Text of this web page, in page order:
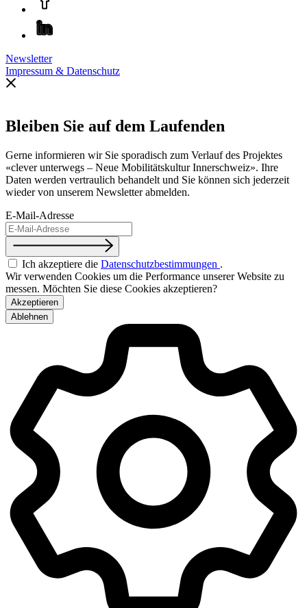
Newsletter
Impressum & Datenschutz
Bleiben Sie auf dem Laufenden
Gerne informieren wir Sie sporadisch zum Verlauf des Projektes
«clever unterwegs – Neue Mobilitätskultur Innerschweiz». Ihre
Daten werden vertraulich behandelt und Sie können sich jederzeit
wieder von unserem Newsletter abmelden.
E-Mail-Adresse
Ich akzeptiere die Datenschutz­bestimmungen .
Wir verwenden Cookies um die Performance unserer Website zu
messen. Möchten Sie diese Cookies akzeptieren?
Akzeptieren
Ablehnen